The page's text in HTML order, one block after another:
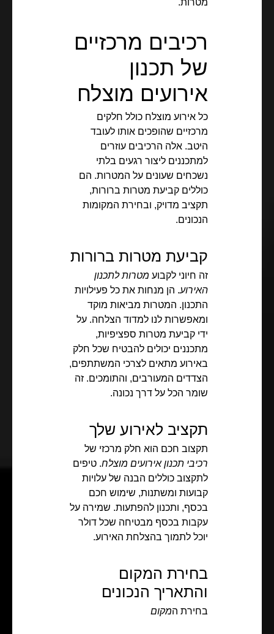
מטרות.
רכיבים מרכזיים
של תכנון
אירועים מוצלח
כל אירוע מוצלח כולל חלקים
מרכזיים שהופכים אותו לעובד
היטב. אלה הרכיבים עוזרים
למתכננים ליצור רגעים בלתי
נשכחים שעונים על המטרות. הם
כוללים קביעת מטרות ברורות,
תקציב מדויק, ובחירת המקומות
הנכונים.
קביעת מטרות ברורות
זה חיוני לקבוע מטרות לתכנון
האירוע. הן מנחות את כל פעילויות
התכנון. המטרות מביאות מוקד
ומאפשרות לנו למדוד הצלחה. על
ידי קביעת מטרות ספציפיות,
מתכננים יכולים להבטיח שכל חלק
באירוע מתאים לצרכי המשתתפים,
הצדדים המעורבים, והתומכים. זה
שומר הכל על דרך נכונה.
תקציב לאירוע שלך
תקצוב חכם הוא חלק מרכזי של
רכיבי תכנון אירועים מוצלח. טיפים
לתקצוב כוללים הבנה של עלויות
קבועות ומשתנות, שימוש חכם
בכסף, ותכנון להפתעות. שמירה על
עקבות בכסף מבטיחה שכל דולר
יוכל לתמוך בהצלחת האירוע.
בחירת המקום
והתאריך הנכונים
בחירת המקום